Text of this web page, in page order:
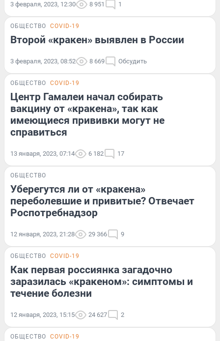
3 февраля, 2023, 12:30 8 951 1
ОБЩЕСТВО COVID-19
Второй «кракен» выявлен в России
3 февраля, 2023, 08:52 8 669 Обсудить
ОБЩЕСТВО COVID-19
Центр Гамалеи начал собирать
вакцину от «кракена», так как
имеющиеся прививки могут не
справиться
13 января, 2023, 07:14 6 182 17
ОБЩЕСТВО
Уберегутся ли от «кракена»
переболевшие и привитые? Отвечает
Роспотребнадзор
12 января, 2023, 21:28 29 366 9
ОБЩЕСТВО COVID-19
Как первая россиянка загадочно
заразилась «кракеном»: симптомы и
течение болезни
12 января, 2023, 15:15 24 627 2
ОБЩЕСТВО COVID-19